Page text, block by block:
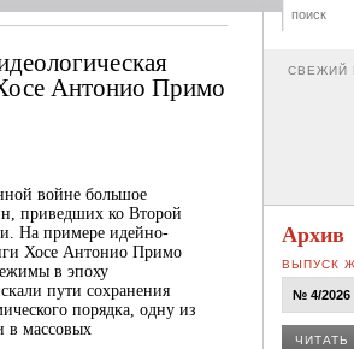
Антонио Примо
войне большое
приведших ко Второй
На примере идейно-
Хосе Антонио Примо
в эпоху
пути сохранения
порядка, одну из
в массовых
СВЕЖИЙ
Архив
ВЫПУСК
ЧИТАТЬ